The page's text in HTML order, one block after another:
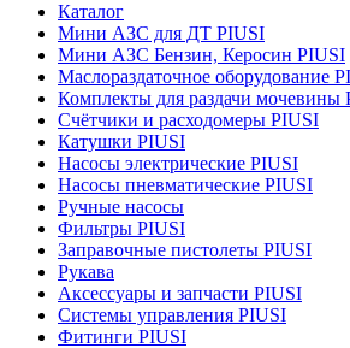
Каталог
Мини АЗС для ДТ PIUSI
Мини АЗС Бензин, Керосин PIUSI
Маслораздаточное оборудование
Комплекты для раздачи мочевины
Счётчики и расходомеры PIUSI
Катушки PIUSI
Насосы электрические PIUSI
Насосы пневматические PIUSI
Ручные насосы
Фильтры PIUSI
Заправочные пистолеты PIUSI
Рукава
Аксессуары и запчасти PIUSI
Системы управления PIUSI
Фитинги PIUSI